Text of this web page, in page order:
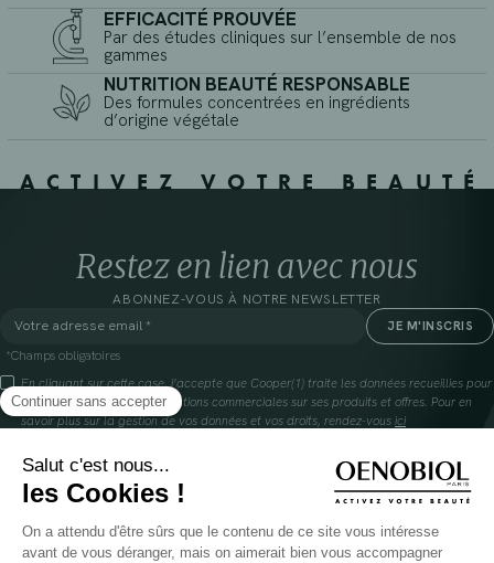
EFFICACITÉ PROUVÉE
Par des études cliniques sur l’ensemble de nos
gammes
NUTRITION BEAUTÉ RESPONSABLE
Des formules concentrées en ingrédients
d’origine végétale
ACTIVEZ VOTRE BEAUTÉ
Restez en lien avec nous
ABONNEZ-VOUS À NOTRE NEWSLETTER
*Champs obligatoires
En cliquant sur cette case, j’accepte que Cooper(1) traite les données recueillies pour
me communiquer des informations commerciales sur ses produits et offres. Pour en
savoir plus sur la gestion de vos données et vos droits, rendez-vous ici
INSTAGRAM
FACEBOOK
TIKTOK
YOUTUBE
FAQ
GLOSSAIRE
NOUS CONTACTER